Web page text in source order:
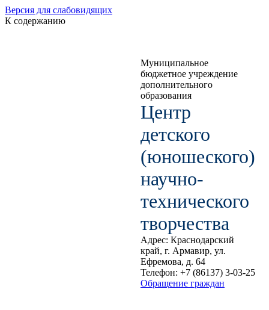
Версия для слабовидящих
К содержанию
Муниципальное
бюджетное учреждение
дополнительного
образования
Центр
детского
(юношеского)
научно-
технического
творчества
Адрес: Краснодарский
край, г. Армавир, ул.
Ефремова, д. 64
Телефон: +7 (86137) 3-03-25
Обращение граждан